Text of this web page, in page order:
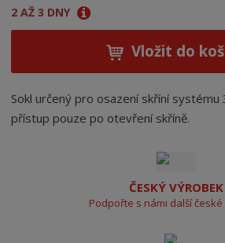
2 AŽ 3 DNY
Vložit do
Sokl určený pro osazení skříní systému
přístup pouze po otevření skříně.
ČESKÝ VÝROBEK
Podpořte s námi další